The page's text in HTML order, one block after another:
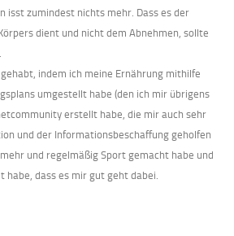
isst zumindest nichts mehr. Dass es der
dient und nicht dem Abnehmen, sollte
indem ich meine Ernährung mithilfe
umgestellt habe (den ich mir übrigens
erstellt habe, die mir auch sehr
und der Informationsbeschaffung geholfen
und regelmäßig Sport gemacht habe und
habe, dass es mir gut geht dabei.